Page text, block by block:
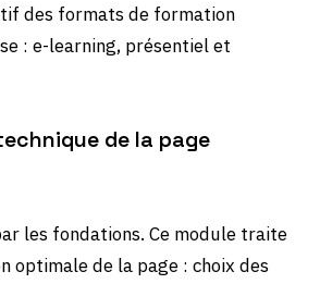
des formats de formation
: e-learning, présentiel et
de la page
les fondations. Ce module traite
optimale de la page : choix des